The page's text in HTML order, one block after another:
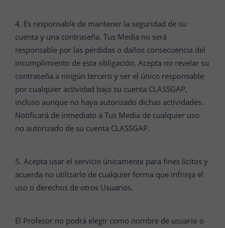
4. Es responsable de mantener la seguridad de su
cuenta y una contraseña. Tus Media no será
responsable por las pérdidas o daños consecuencia del
incumplimiento de esta obligación. Acepta no revelar su
contraseña a ningún tercero y ser el único responsable
por cualquier actividad bajo su cuenta CLASSGAP,
incluso aunque no haya autorizado dichas actividades.
Notificará de inmediato a Tus Media de cualquier uso
no autorizado de su cuenta CLASSGAP.
5. Acepta usar el servicio únicamente para fines lícitos y
acuerda no utilizarlo de cualquier forma que infrinja el
uso o derechos de otros Usuarios.
El Profesor no podrá elegir como nombre de usuario o